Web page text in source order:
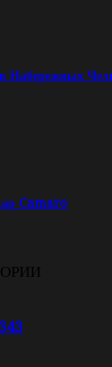
Набережных
Camaro